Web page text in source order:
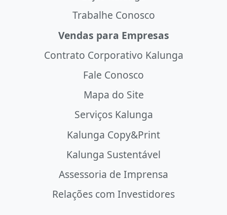
Trabalhe Conosco
Vendas para Empresas
Contrato Corporativo Kalunga
Fale Conosco
Mapa do Site
Serviços Kalunga
Kalunga Copy&Print
Kalunga Sustentável
Assessoria de Imprensa
Relações com Investidores